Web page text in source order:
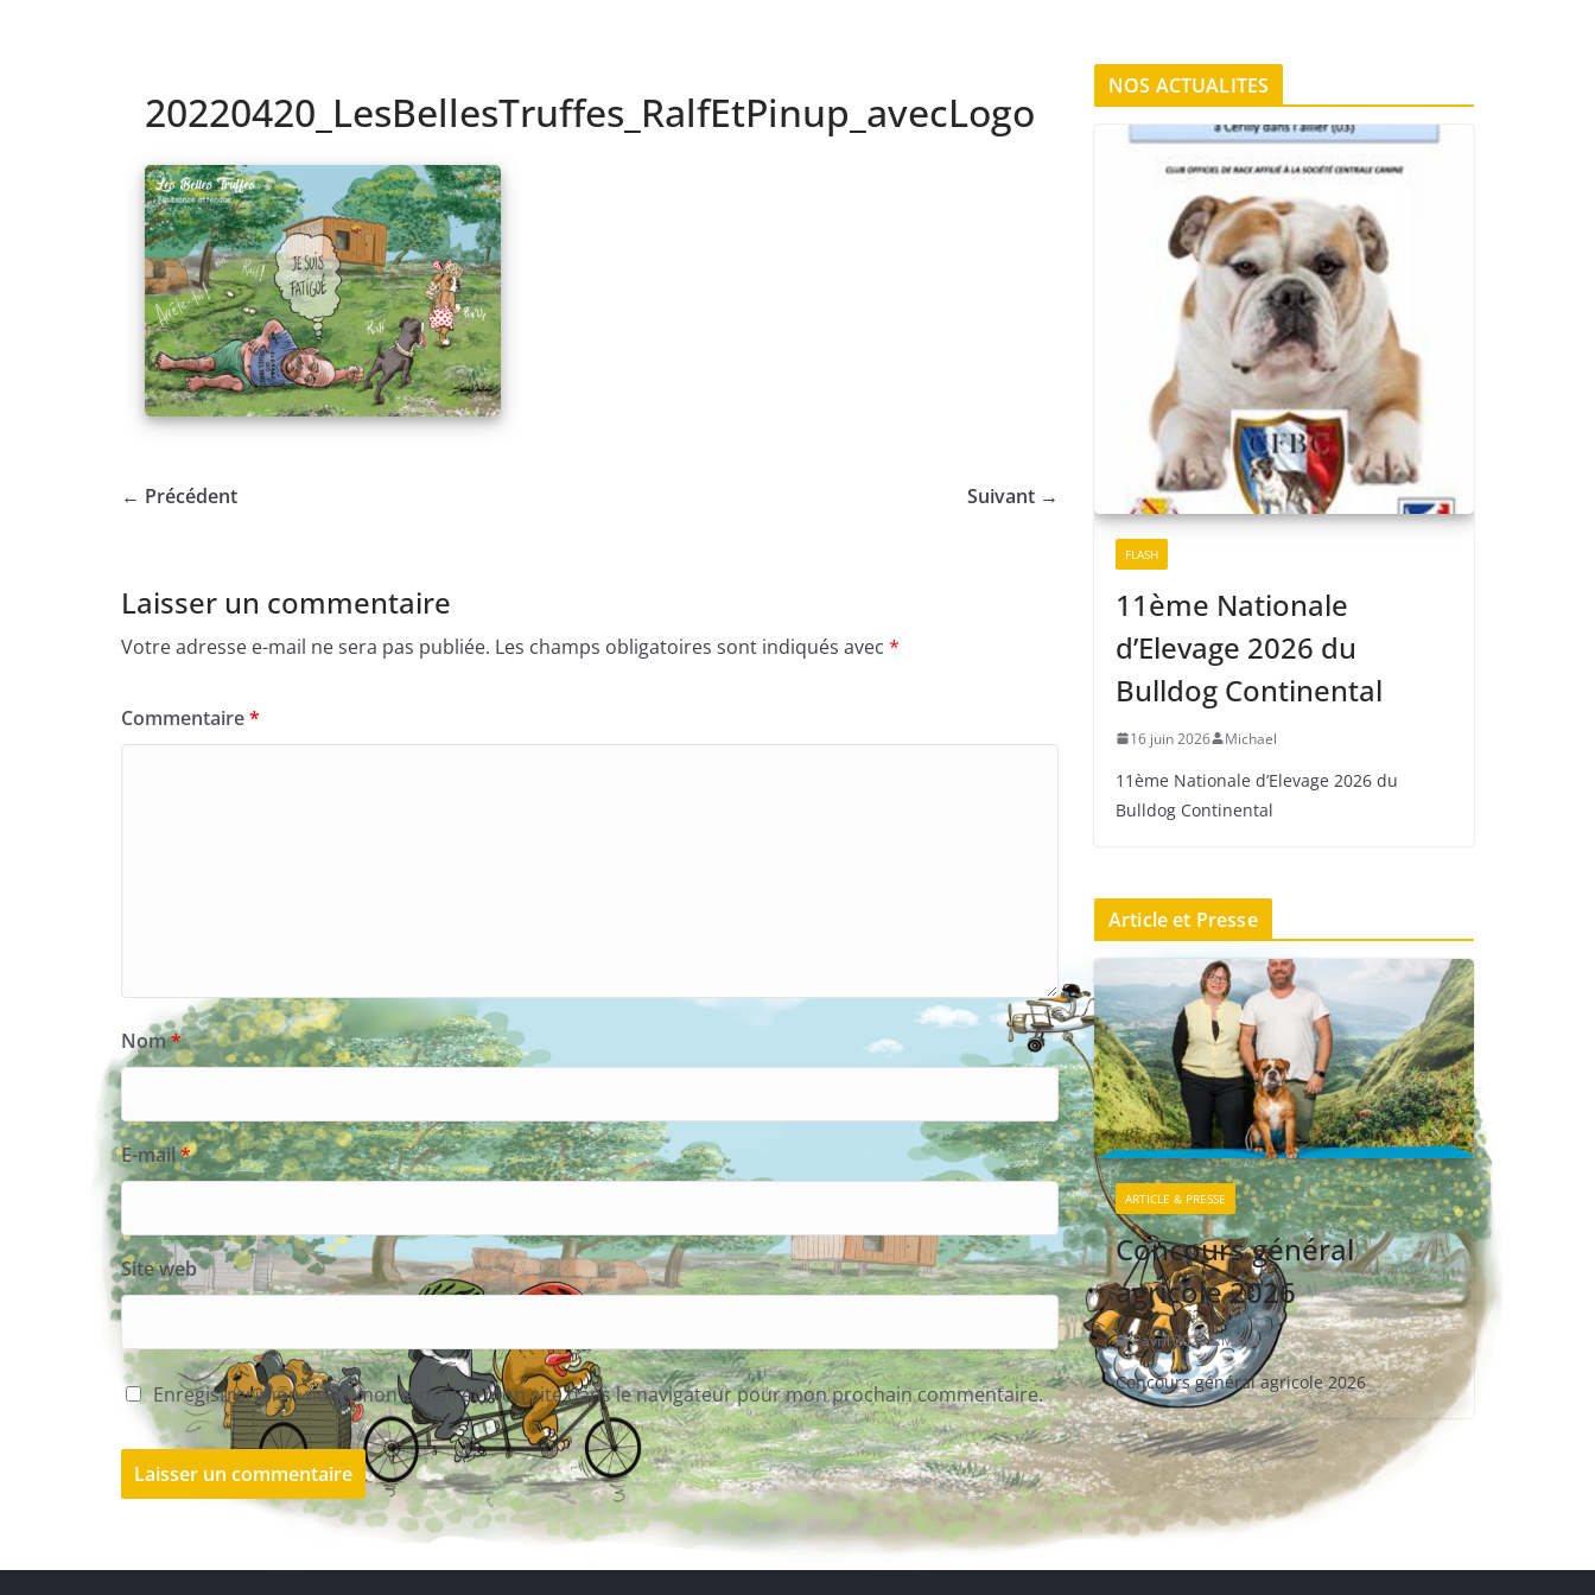
20220420_LesBellesTruffes_RalfEtPinup_avecLogo
← Précédent Suivant →
Laisser un commentaire
Votre adresse e-mail ne sera pas publiée. Les champs obligatoires sont indiqués avec *
Commentaire*
Nom*
E-mail*
Site web
Enregistrer mon nom, mon e-mail et mon site dans le navigateur pour mon prochain commentaire.
NOS ACTUALITES
FLASH
11ème Nationale
d’Elevage 2026 du
Bulldog Continental
16 juin 2026 Michael
11ème Nationale d’Elevage 2026 du
Bulldog Continental
Article et Presse
ARTICLE & PRESSE
Concours général
agricole 2026
7 avril 2026 Michael
Concours général agricole 2026